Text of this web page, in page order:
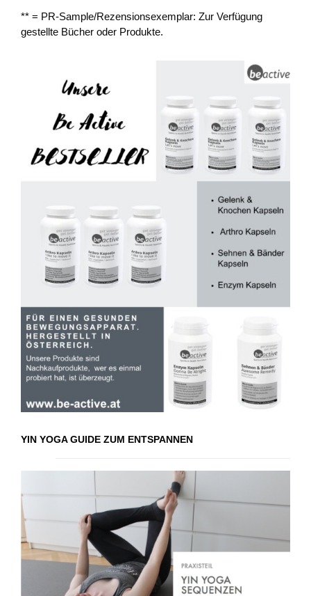
** = PR-Sample/Rezensionsexemplar: Zur Verfügung
gestellte Bücher oder Produkte.
YIN YOGA GUIDE ZUM ENTSPANNEN